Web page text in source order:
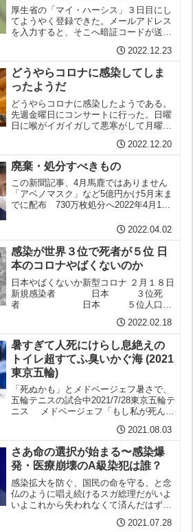
厚生省の「マイ・ハーシス」３日目にし
てようやく登録できた。メールアドレス
を入力すると、そこへ暗証コードが送ら
はずなのだが、何度試みても、待てど暮
らせど、それが送られてこない。暗証が
暗礁に乗り上げた。と思っ...
2022.12.23
どうやらコロナに感染してしま
ったようだ
どうやらコロナに感染したようである。
先週金曜日にコンサートに行った。日曜
日に喉がイガイガして悪寒がして月曜日
センターに電話をすると検査を受けるよ
うにと近くの医院を紹介された。電話の
相手は看護師なんだ...
2022.12.20
廃棄・処分すべきもの
この新聞記事、4月馬鹿ではありません
「アベノマスク」など5億円かけ5月末ま
でに配布 730万枚処分へ2022年4月1日
コールセンターなどに約1億4千万円がか
る費用...
2022.04.02
感染が世界３位で死者が５位 日
本のコロナやばくないのか
日本やばくないか新型コロナ ２月１８日
新規感染者 日本 ３位死
者 日本 ５位人口当
CORONAVIRUS PANDEMICLast
updated: February 1...
2022.02.18
暑すぎて人死にけらし息絶えの
トイレ超すてふ臭いかぐ海 (2021
東京五輪)
「死ぬかも」とメドベージェフ暑さで、
五輪テニスの試合中2021/7/28東京五輪テ
ニス メドベージェフ「もし私が死んだ
2021年07月28日 スプートニク午後2日前
更新 五輪＝テニスのメドベージェフ、...
2021.08.03
さあ命の選択が始まる〜感染爆
発・医療崩壊のA級染犯は誰？
感染拡大を防ぐ、国民の命を守る、と念
仏のように唱え続けるスガ総理だがいよ
いよこれから失われなくて済んだはずの
2021.07.28